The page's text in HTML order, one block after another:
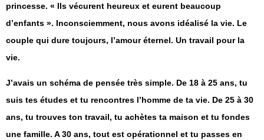
princesse. « Ils vécurent heureux et eurent beaucoup
d’enfants ». Inconsciemment, nous avons idéalisé la vie. Le
couple qui dure toujours, l’amour éternel. Un travail pour la
vie.
J’avais un schéma de pensée très simple. De 18 à 25 ans, tu
suis tes études et tu rencontres l’homme de ta vie. De 25 à 30
ans, tu trouves ton travail, tu achètes ta maison et tu fondes
une famille. A 30 ans, tout est opérationnel et tu passes en